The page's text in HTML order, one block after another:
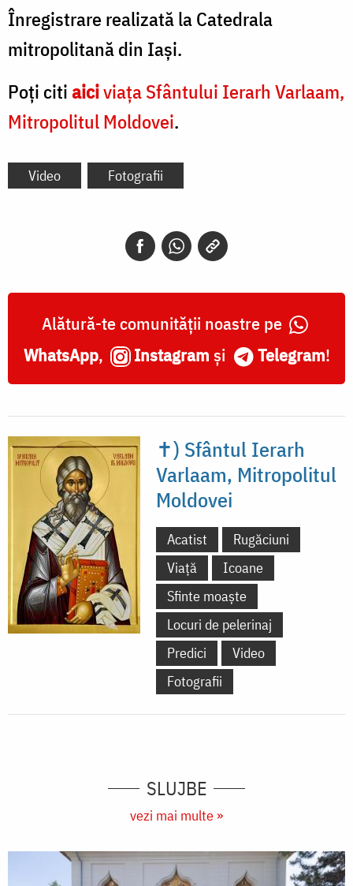
Înregistrare realizată la Catedrala
mitropolitană din Iași.
Poți citiaiciviața Sfântului Ierarh Varlaam,
Mitropolitul Moldovei.
Video Fotografii
Alătură-te comunității noastre pe
WhatsApp, Instagram și Telegram!
✝) Sfântul Ierarh
Varlaam, Mitropolitul
Moldovei
Acatist
Rugăciuni
Viață
Icoane
Sfinte moaște
Locuri de pelerinaj
Predici
Video
Fotografii
SLUJBE
vezi mai multe »